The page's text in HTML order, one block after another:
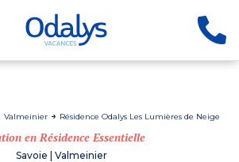
Valmeinier Résidence Odalys Les Lumières de Neige
en Résidence Essentielle
Savoie | Valmeinier